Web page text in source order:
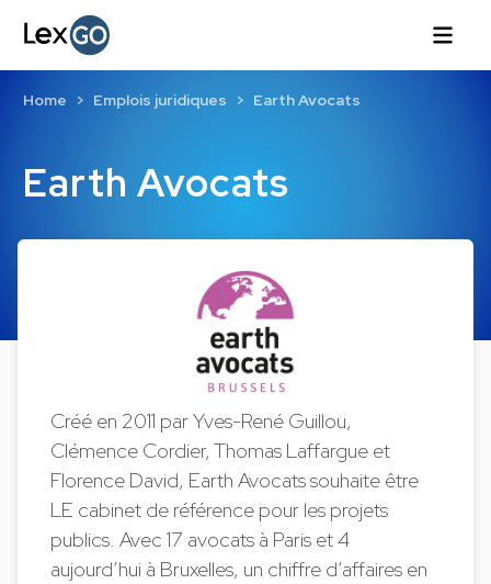
Earth Avocats
Home Emplois juridiques Earth Avocats
Créé en 2011 par Yves-René Guillou,
Clémence Cordier, Thomas Laffargue et
Florence David, Earth Avocats souhaite être
LE cabinet de référence pour les projets
publics. Avec 17 avocats à Paris et 4
aujourd’hui à Bruxelles, un chiffre d’affaires en